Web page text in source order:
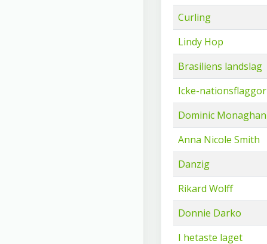
Curling
Lindy Hop
Brasiliens landslag
Icke-nationsflaggor
Dominic Monaghan
Anna Nicole Smith
Danzig
Rikard Wolff
Donnie Darko
I hetaste laget